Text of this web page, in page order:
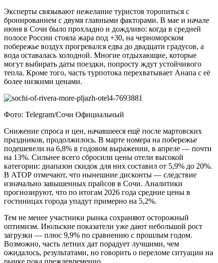
Эксперты связывают нежелание туристов торопиться с
бронированием с двумя главными факторами. В мае и начале
июня в Сочи было прохладно и дождливо: когда в средней
полосе России стояла жара под +30, на черноморском
побережье воздух прогревался едва до двадцати градусов, а
вода оставалась холодной. Многие отдыхающие, которые
могут выбирать даты поездки, попросту ждут устойчивого
тепла. Кроме того, часть турпотока перехватывает Анапа с её
более низкими ценами.
Фото: Telegram/Сочи Официальный
Снижение спроса и цен, начавшееся ещё после мартовских
праздников, продолжилось. В марте номера на побережье
подешевели на 6,8% в годовом выражении, в апреле — почти
на 13%. Сильнее всего сбросили цены отели высокой
категории: диапазон скидок для них составил от 5,9% до 20%.
В АТОР отмечают, что нынешние дисконты — следствие
изначально завышенных прайсов в Сочи. Аналитики
прогнозируют, что по итогам 2026 года средние цены в
гостиницах города упадут примерно на 5,2%.
Тем не менее участники рынка сохраняют осторожный
оптимизм. Июльские показатели уже дают небольшой рост
загрузки — плюс 9,9% по сравнению с прошлым годом.
Возможно, часть летних дат порадует лучшими, чем
ожидалось, результатами, но говорить о переломе ситуации на